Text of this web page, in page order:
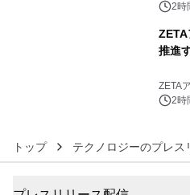
2時
推進
ZETA
2時
トップ テクノロジーのプレス